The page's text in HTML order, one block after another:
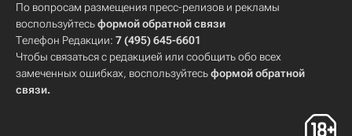
По вопросам размещения пресс-релизов и рекламы
воспользуйтесьформой обратной связи
Телефон Редакции: 7 (495) 645-6601
Чтобы связаться с редакцией или сообщить обо всех
замеченных ошибках, воспользуйтесьформой обратной
связи.